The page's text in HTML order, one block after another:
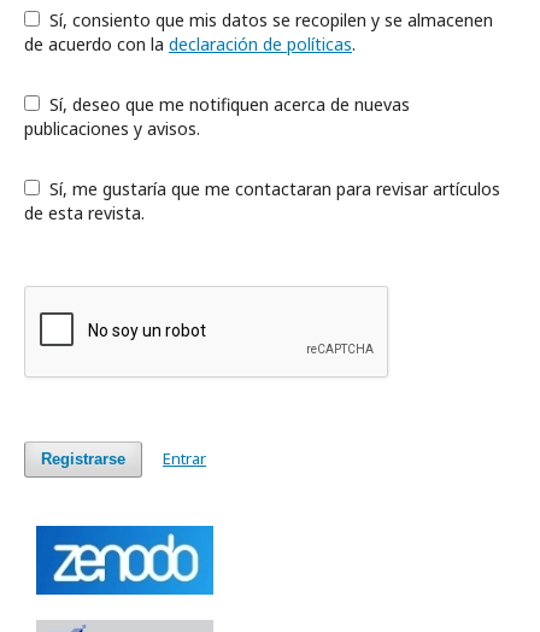
de acuerdo con la declaración de políticas.
publicaciones y avisos.
de esta revista.
Registrarse Entrar